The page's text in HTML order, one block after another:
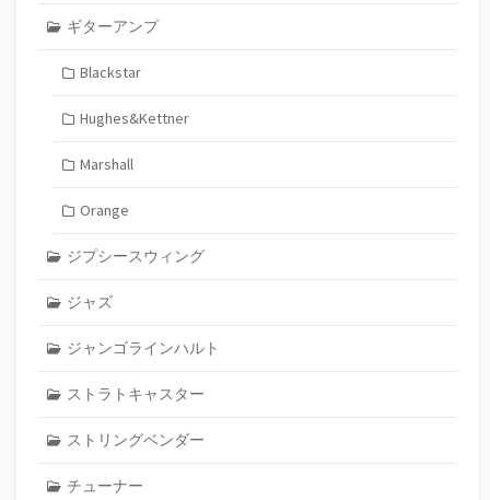
ギターアンプ
Blackstar
Hughes&Kettner
Marshall
Orange
ジプシースウィング
ジャズ
ジャンゴラインハルト
ストラトキャスター
ストリングベンダー
チューナー